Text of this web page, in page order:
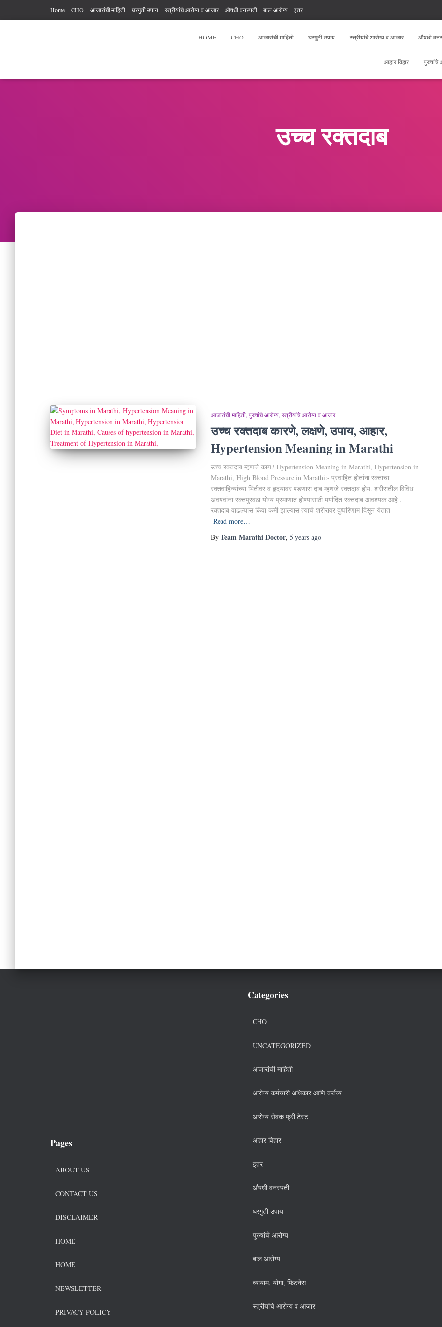
Home CHO आजारांची माहिती घरगुती उपाय स्त्रीयांचे आरोग्य व आजार औषधी वनस्पती बाल आरोग्य इतर
HOME
CHO आजारांची माहिती घरगुती उपाय स्त्रीयांचे आरोग्य व आजार औषधी
आहार विहार पुरुषांचे
उच्च रक्तदाब
आजारांची माहिती पुरुषांचे आरोग्य स्त्रीयांचे आरोग्य व आजार
उच्च रक्तदाब कारणे, लक्षणे, उपाय, आहार,
Hypertension Meaning in Marathi
उच्च रक्तदाब म्हणजे काय? Hypertension Meaning in Marathi, Hypertension in
Marathi, High Blood Pressure in Marathi:- प्रवाहित होतांना रक्ताचा
रक्तवाहिन्यांच्या भिंतीवर व हृदयावर पडणारा दाब म्हणजे रक्तदाब होय. शरीरातील विविध
अवयवांना रक्तपुरवठा योग्य प्रमाणात होण्यासाठी मर्यादित रक्तदाब आवश्यक आहे .
रक्तदाब वाढल्यास किंवा कमी झाल्यास त्याचे शरीरावर दुष्परिणाम दिसून येतात
Read more…
By Team Marathi Doctor, 5 years ago
Pages
ABOUT US
CONTACT US
DISCLAIMER
HOME
HOME
NEWSLETTER
PRIVACY POLICY
Categories
CHO
UNCATEGORIZED
आजारांची माहिती
आरोग्य कर्मचारी अधिकार आणि कर्तव्य
आरोग्य सेवक फ्री टेस्ट
आहार विहार
इतर
औषधी वनस्पती
घरगुती उपाय
पुरुषांचे आरोग्य
बाल आरोग्य
व्यायाम, योगा, फिटनेस
स्त्रीयांचे आरोग्य व आजार